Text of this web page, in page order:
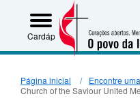
Cardápio
Página inicial
Encontre
Church of the Saviour United